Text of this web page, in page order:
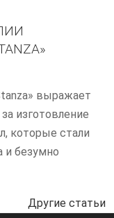
выражает
изготовление
которые стали
и безумно
Другие статьи